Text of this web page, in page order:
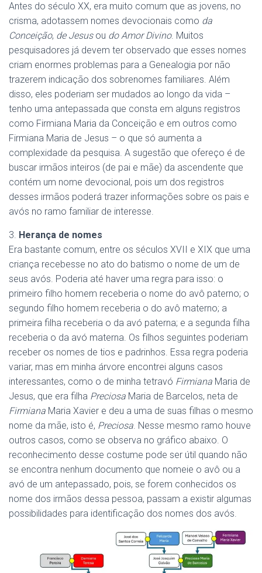
Antes do século XX, era muito comum que as jovens, no
crisma, adotassem nomes devocionais como da
Conceição, de Jesusou do Amor Divino. Muitos
pesquisadores já devem ter observado que esses nomes
criam enormes problemas para a Genealogia por não
trazerem indicação dos sobrenomes familiares. Além
disso, eles poderiam ser mudados ao longo da vida –
tenho uma antepassada que consta em alguns registros
como Firmiana Maria da Conceição e em outros como
Firmiana Maria de Jesus – o que só aumenta a
complexidade da pesquisa. A sugestão que ofereço é de
buscar irmãos inteiros (de pai e mãe) da ascendente que
contém um nome devocional, pois um dos registros
desses irmãos poderá trazer informações sobre os pais e
avós no ramo familiar de interesse.
3. Herança de nomes
Era bastante comum, entre os séculos XVII e XIX que uma
criança recebesse no ato do batismo o nome de um de
seus avós. Poderia até haver uma regra para isso: o
primeiro filho homem receberia o nome do avô paterno; o
segundo filho homem receberia o do avô materno; a
primeira filha receberia o da avó paterna; e a segunda filha
receberia o da avó materna. Os filhos seguintes poderiam
receber os nomes de tios e padrinhos. Essa regra poderia
variar, mas em minha árvore encontrei alguns casos
interessantes, como o de minha tetravó Firmiana Maria de
Jesus, que era filha Preciosa Maria de Barcelos, neta de
Firmiana Maria Xavier e deu a uma de suas filhas o mesmo
nome da mãe, isto é, Preciosa. Nesse mesmo ramo houve
outros casos, como se observa no gráfico abaixo. O
reconhecimento desse costume pode ser útil quando não
se encontra nenhum documento que nomeie o avô ou a
avó de um antepassado, pois, se forem conhecidos os
nome dos irmãos dessa pessoa, passam a existir algumas
possibilidades para identificação dos nomes dos avós.